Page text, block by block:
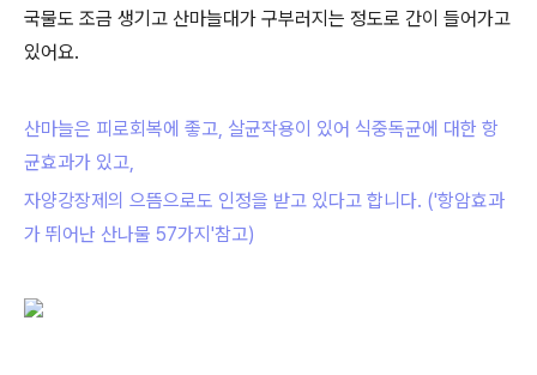
국물도 조금 생기고 산마늘대가 구부러지는 정도로 간이 들어가고
있어요.
산마늘은 피로회복에 좋고, 살균작용이 있어 식중독균에 대한 항
균효과가 있고,
자양강장제의 으뜸으로도 인정을 받고 있다고 합니다. ('항암효과
가 뛰어난 산나물 57가지'참고)